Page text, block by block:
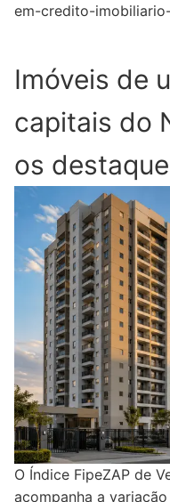
em-credito-
Imóveis de
capitais do
os
O Índice FipeZAP de
acompanha a